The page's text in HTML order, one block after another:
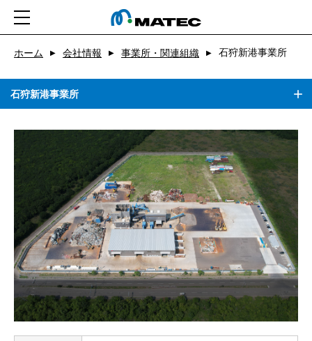
ホーム
会社情報
CSR
ニュース
求人
お問い合わせ
アプリ
ホーム ▶ 会社情報 ▶ 事業所・関連組織 ▶ 石狩新港事業所
石狩新港事業所